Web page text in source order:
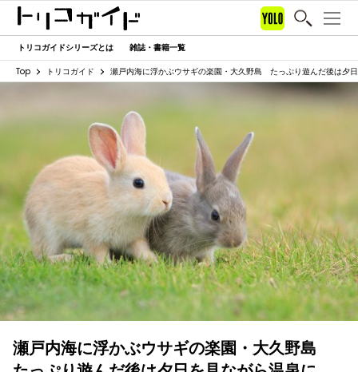
トリコガイドシリーズとは 雑誌・書籍一覧
Top トリコガイド 瀬戸内海に浮かぶウサギの楽園・大久野島 たっぷり遊んだ後は夕
瀬戸内海に浮かぶウサギの楽園・大久野島